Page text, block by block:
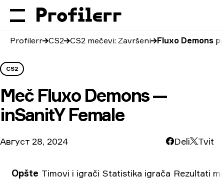
Profilerr CS2 CS2 mečevi: Završeni Fluxo Demons
CS2
Meč Fluxo Demons —
inSanitY Female
Август 28, 2024 Deli Tvit
Opšte Timovi i igrači Statistika igrača Rezultati